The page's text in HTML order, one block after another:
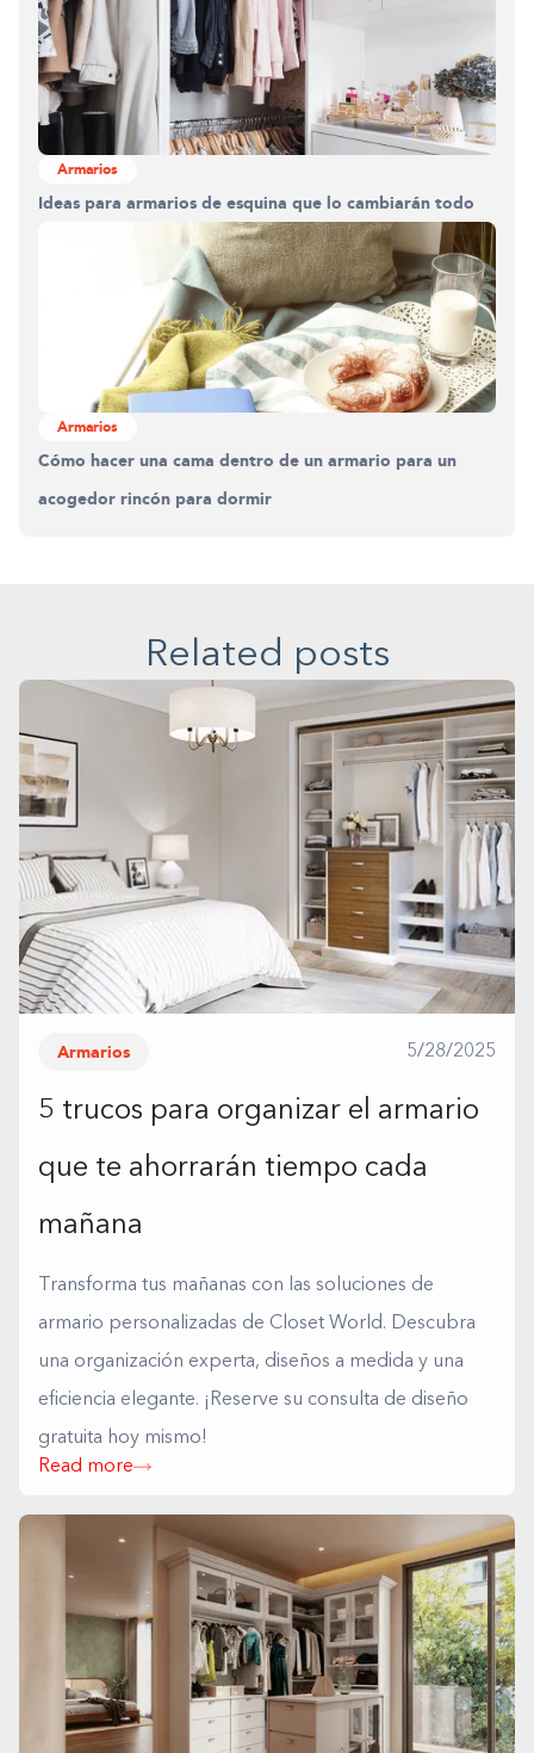
Armarios
Ideas para armarios de esquina que lo cambiarán todo
Armarios
Cómo hacer una cama dentro de un armario para un
acogedor rincón para dormir
Related posts
Armarios 5/28/2025
5 trucos para organizar el armario
que te ahorrarán tiempo cada
mañana
Transforma tus mañanas con las soluciones de
armario personalizadas de Closet World. Descubra
una organización experta, diseños a medida y una
eficiencia elegante. ¡Reserve su consulta de diseño
gratuita hoy mismo!
Read more